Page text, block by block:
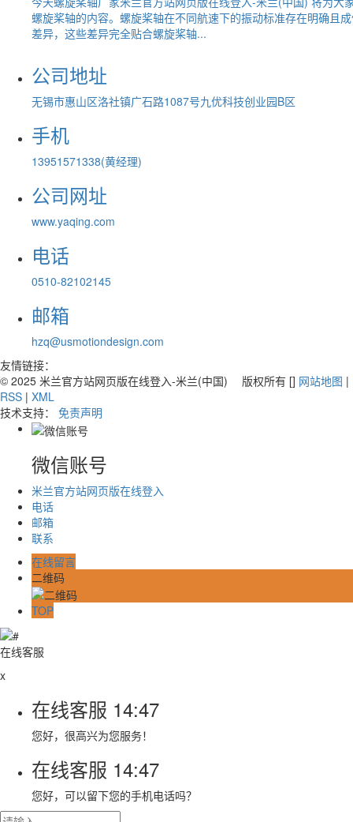
螺旋桨轴的内容。螺旋桨轴在不同航速下的振动标准存在明确且
差异，这些差异完全贴合螺旋桨轴...
公司地址
无锡市惠山区洛社镇广石路1087号九优科技创业园B区
手机
13951571338(黄经理)
公司网址
www.yaqing.com
电话
0510-82102145
邮箱
hzq@usmotiondesign.com
友情链接：
© 2025 米兰官方站网页版在线登入-米兰(中国) 版权所有 [] 网站地图 |
RSS | XML
技术支持： 免责声明
微信账号
米兰官方站网页版在线登入
电话
邮箱
联系
在线留言
二维码
TOP
在线客服
x
在线客服 14:47
您好，很高兴为您服务！
在线客服 14:47
您好，可以留下您的手机电话吗？